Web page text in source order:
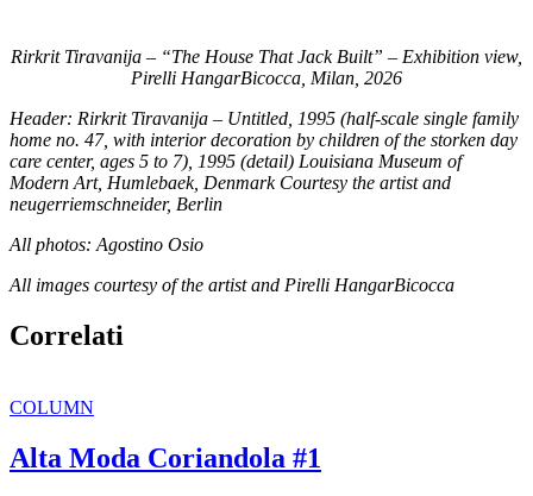
Rirkrit Tiravanija – “The House That Jack Built” – Exhibition view,
Pirelli HangarBicocca, Milan, 2026
Header: Rirkrit Tiravanija – Untitled, 1995 (half-scale single family
home no. 47, with interior decoration by children of the storken day
care center, ages 5 to 7), 1995 (detail) Louisiana Museum of
Modern Art, Humlebaek, Denmark Courtesy the artist and
neugerriemschneider, Berlin
All photos: Agostino Osio
All images courtesy of the artist and Pirelli HangarBicocca
Correlati
COLUMN
Alta Moda Coriandola #1